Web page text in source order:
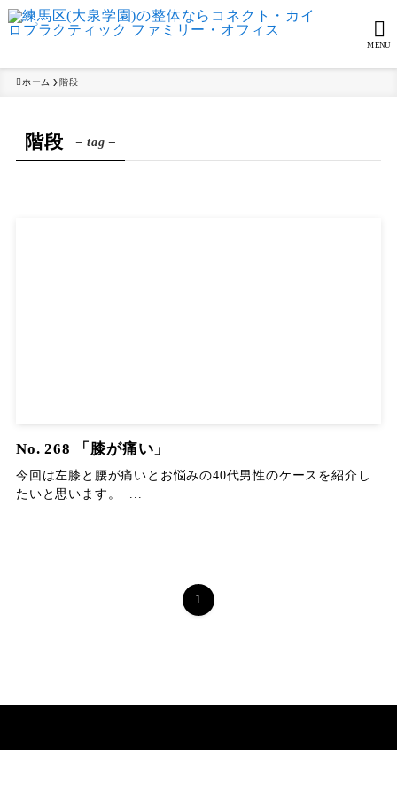
MENU
ホーム 階段
階段 – tag –
No. 268 「膝が痛い」
今回は左膝と腰が痛いとお悩みの40代男性のケースを紹介し
たいと思います。 ...
1